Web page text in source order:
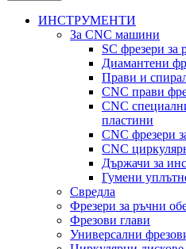
ИНСТРУМЕНТИ
За CNC машини
SC фрезери за
Диамантени
Прави и
CNC прави
CNC
пластини
CNC фрезери
CNC
Държачи за
Гумени
Свредла
Фрезери за ръчни
Фрезови глави
Универсални